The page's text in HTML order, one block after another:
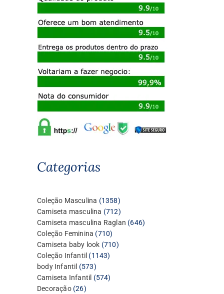
Categorias
Coleção Masculina 13581358
produtos
Camiseta masculina 712712
produtos
Camiseta masculina Raglan 646646
Coleção Feminina 710710
produtos
Camiseta baby look 710710
Coleção Infantil 11431143
body Infantil 573573
produtos
Camiseta Infantil 574574
Decoração 2626